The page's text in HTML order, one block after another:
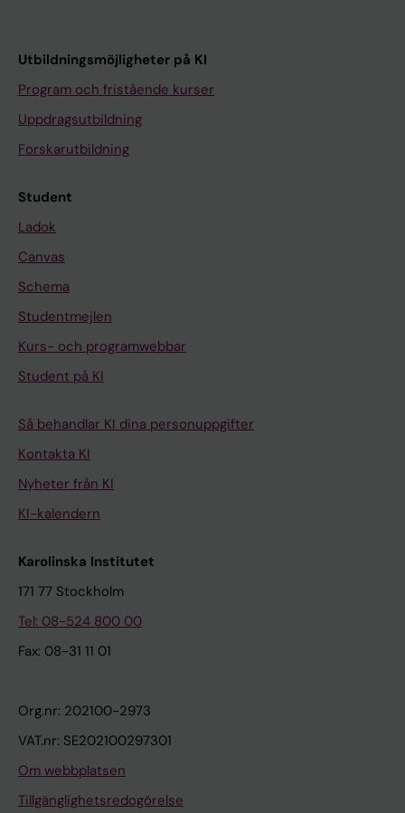
Utbildningsmöjligheter på KI
Program och fristående kurser
Uppdragsutbildning
Forskarutbildning
Student
Ladok
Canvas
Schema
Studentmejlen
Kurs- och programwebbar
Student på KI
Så behandlar KI dina personuppgifter
Kontakta KI
Nyheter från KI
KI-kalendern
Karolinska Institutet
171 77 Stockholm
Tel: 08-524 800 00
Fax: 08-31 11 01
Org.nr: 202100-2973
VAT.nr: SE202100297301
Om webbplatsen
Tillgänglighetsredogörelse